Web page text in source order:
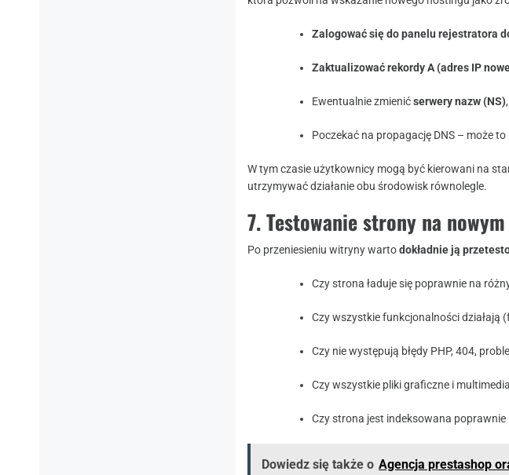
Zalogować się do panelu rejestratora
Zaktualizować rekordy A (adres IP
Ewentualnie zmienićserwery nazw (NS)
Poczekać na propagację DNS – może
W tym czasie użytkownicy mogą być kierowani na
utrzymywać działanie obu środowisk równolegle.
7. Testowanie strony na
Po przeniesieniu witryny wartodokładnie ją
Czy strona ładuje się poprawnie na
Czy wszystkie funkcjonalności działają
Czy nie występują błędy PHP, 404,
Czy wszystkie pliki graficzne i
Czy strona jest indeksowana
Dowiedz się także o Agencja prestashop